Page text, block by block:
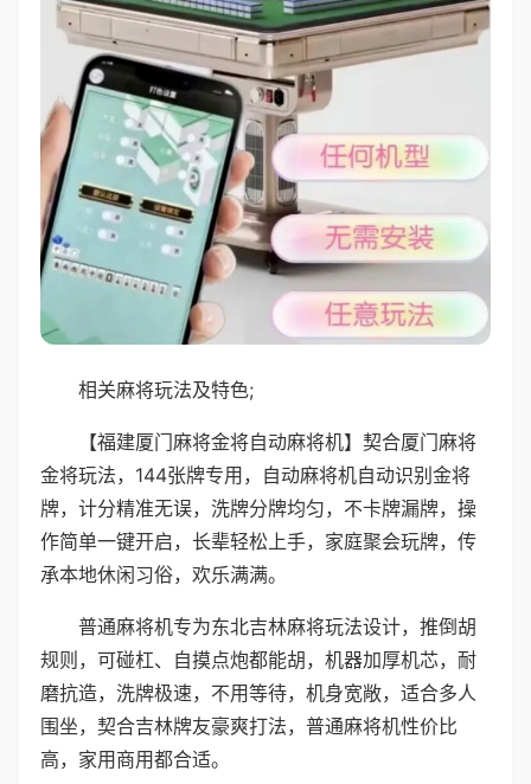
相关麻将玩法及特色;
【福建厦门麻将金将自动麻将机】契合厦门麻将
金将玩法，144张牌专用，自动麻将机自动识别金将
牌，计分精准无误，洗牌分牌均匀，不卡牌漏牌，操
作简单一键开启，长辈轻松上手，家庭聚会玩牌，传
承本地休闲习俗，欢乐满满。
普通麻将机专为东北吉林麻将玩法设计，推倒胡
规则，可碰杠、自摸点炮都能胡，机器加厚机芯，耐
磨抗造，洗牌极速，不用等待，机身宽敞，适合多人
围坐，契合吉林牌友豪爽打法，普通麻将机性价比
高，家用商用都合适。